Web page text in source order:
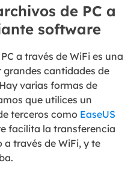
de PC a
software
a través de WiFi es una
cantidades de
varias formas de
que utilices un
terceros como EaseUS
facilita la transferencia
a través de WiFi, y te